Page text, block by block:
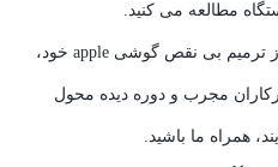
مطالعه می کنید.
اما توصیه می کنیم برای اطمینان از ترمیم بی نقص گوشی apple خود،
مجرب و دوره دیده محول
همراه ما باشید.